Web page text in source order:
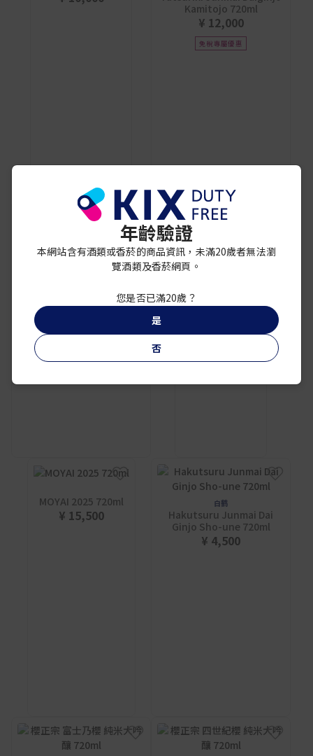
Kamitojo 720ml
¥ 12,000
免稅專屬優惠
盛花吟 櫻花 純米大吟釀
精選純米大吟釀
¥ 20,000
MOYAI 2025 720ml
¥ 15,500
白鹤
Hakutsuru Junmai Dai
Ginjo Sho-une 720ml
¥ 4,500
年齡驗證
本網站含有酒類或香菸的商品資訊，未滿20歲者無法瀏
覽酒類及香菸網頁。
您是否已滿20歲？
是
否